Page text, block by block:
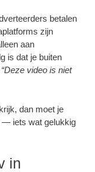
betalen
zijn
aan
is dat je buiten
“Deze video is niet
dan moet je
— iets wat gelukkig
in